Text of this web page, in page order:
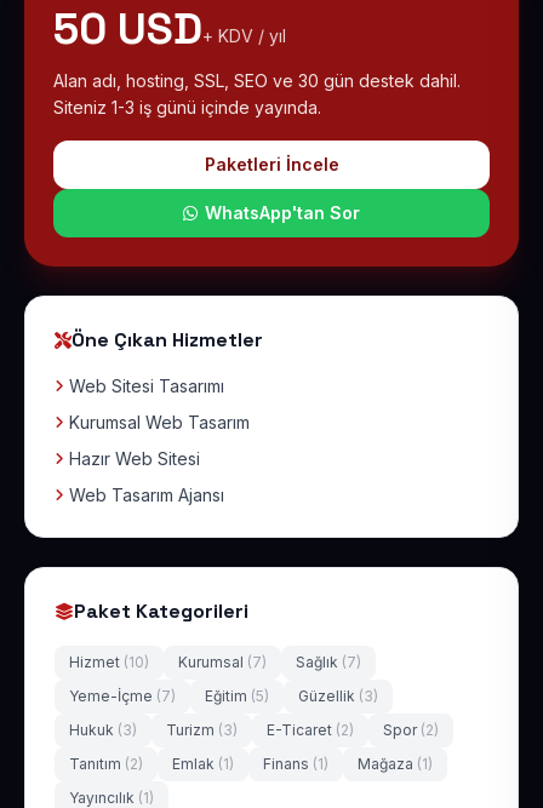
50 USD+ KDV / yıl
Alan adı, hosting, SSL, SEO ve 30 gün destek dahil.
Siteniz 1-3 iş günü içinde yayında.
Paketleri İncele
WhatsApp'tan Sor
Öne Çıkan Hizmetler
Web Sitesi Tasarımı
Kurumsal Web Tasarım
Hazır Web Sitesi
Web Tasarım Ajansı
Paket Kategorileri
Hizmet (10) Kurumsal (7) Sağlık (7)
Yeme-İçme (7) Eğitim (5) Güzellik (3)
Hukuk (3) Turizm (3) E-Ticaret (2) Spor (2)
Tanıtım (2) Emlak (1) Finans (1) Mağaza (1)
Yayıncılık (1)